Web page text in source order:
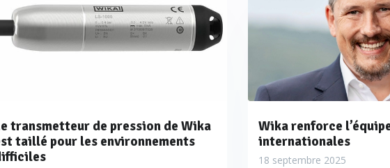
transmetteur de pression de Wika
taillé pour les environnements
Wika renforce
internationales
18 septembre 2025